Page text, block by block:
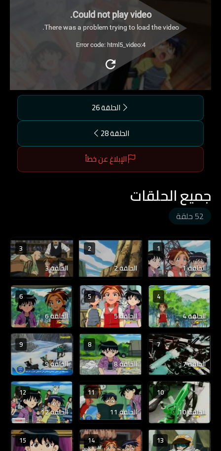
Could not play video.
There was a problem trying to load the video.
Error code: html5_video:4
الحلقة 26
الحلقة 28
الإبلاغ عن خطأ
جميع الحلقات
52 حلقة
1
الحلقة 1
2
الحلقة 2
3
الحلقة 3
4
الحلقة 4
5
الحلقة 5
6
الحلقة 6
7
الحلقة 7
8
الحلقة 8
9
الحلقة 9
10
الحلقة 10
11
الحلقة 11
12
الحلقة 12
13
14
15